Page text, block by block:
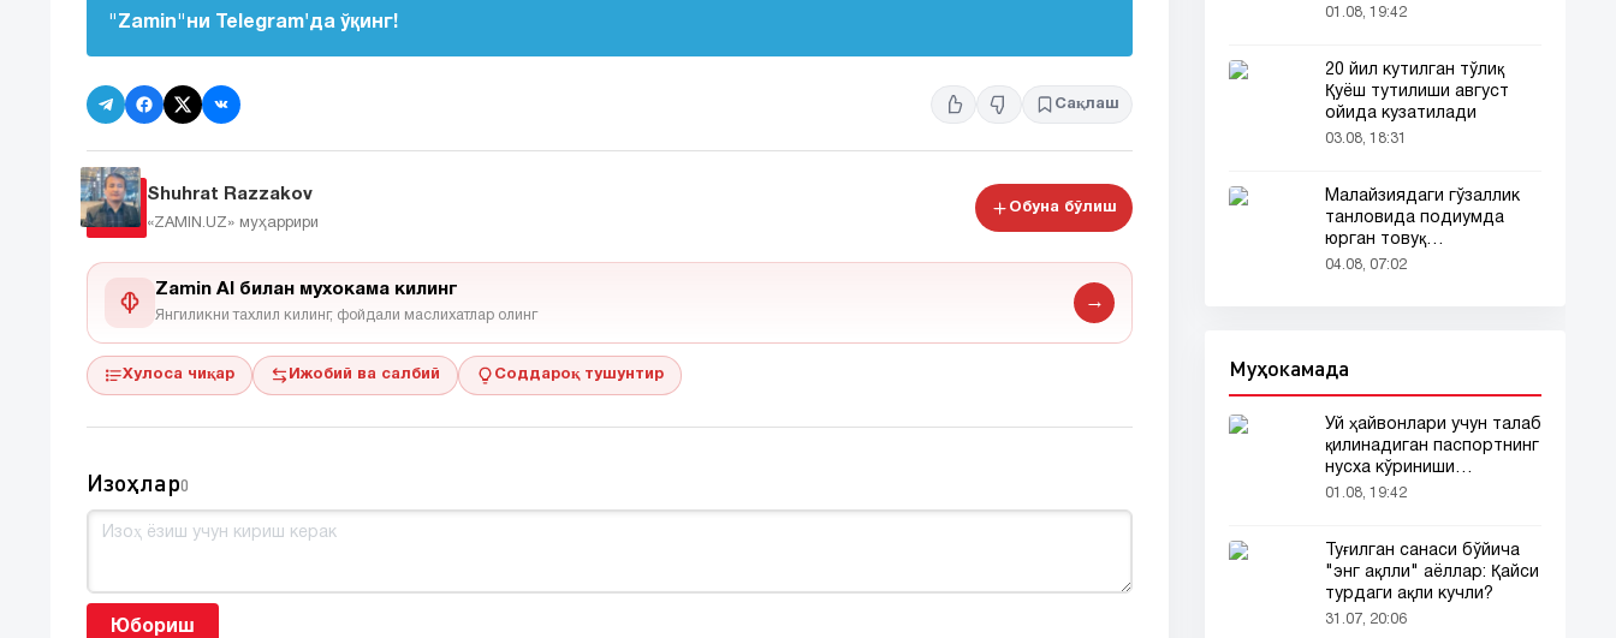
"Zamin"ни Telegram'да ўқинг!
Сақлаш
Shuhrat Razzakov
«ZAMIN.UZ» муҳаррири
Обуна бўлиш
Zamin AI билан мухокама килинг
Янгиликни тахлил килинг, фойдали маслихатлар олинг
→
Хулоса чиқар Ижобий ва салбий Соддароқ тушунтир
Изоҳлар0
Юбориш
тармоқларда тарқалди
01.08, 19:42
20 йил кутилган тўлиқ
Қуёш тутилиши август
ойида кузатилади
03.08, 18:31
Малайзиядаги гўзаллик
танловида подиумда
юрган товуқ
томошабинлар
04.08, 07:02
Муҳокамада
Уй ҳайвонлари учун талаб
қилинадиган паспортнинг
нусха кўриниши
тармоқларда тарқалди
01.08, 19:42
Туғилган санаси бўйича
"энг ақлли" аёллар: Қайси
турдаги ақли кучли?
31.07, 20:06